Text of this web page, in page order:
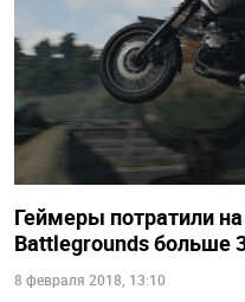
Геймеры потратили
Battlegrounds больше
8 февраля 2018, 13:10